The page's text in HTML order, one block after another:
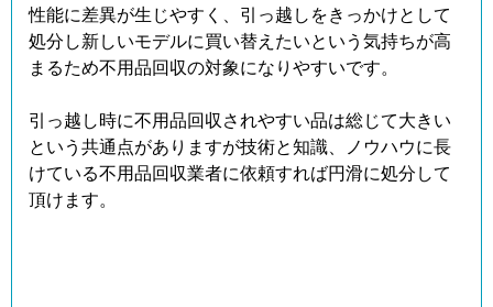
性能に差異が生じやすく、引っ越しをきっかけとして
処分し新しいモデルに買い替えたいという気持ちが高
まるため不用品回収の対象になりやすいです。
引っ越し時に不用品回収されやすい品は総じて大きい
という共通点がありますが技術と知識、ノウハウに長
けている不用品回収業者に依頼すれば円滑に処分して
頂けます。